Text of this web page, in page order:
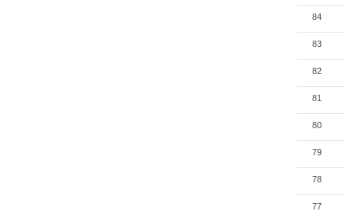
84
83
82
81
80
79
78
77